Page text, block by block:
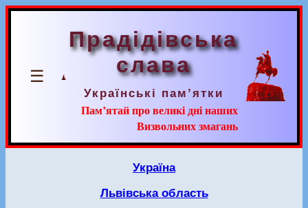
☰
Прадідівська
слава
Українські пам’ятки
Пам’ятай про великі дні наших
Визвольних змагань
Україна
Львівська область